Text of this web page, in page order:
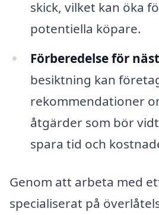
skick, vilket kan öka
potentiella köpare.
Förberedelse för
besiktning kan
rekommendationer
åtgärder som bör
spara tid och
Genom att arbeta med
specialiserat på